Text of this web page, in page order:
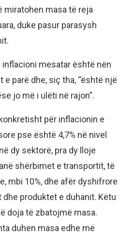
miratohen masa të reja
duke pasur parasysh
mesatar është nën
e parë dhe, siç tha, “është një
jo më i ulëti në rajon”.
për inflacionin e
pse është 4,7% në nivel
dy sektorë, pra dy lloje
shërbimet e transportit, të
mbi 10%, dhe afër dyshifrore
dhe produktet e duhanit. Këtu
doja të zbatojmë masa.
duhen masa edhe më